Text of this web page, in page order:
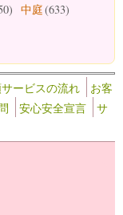
中庭(633)
ービスの流れ
お客
安心安全宣言
サ